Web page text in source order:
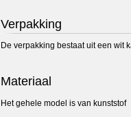
Verpakking
De verpakking bestaat uit een wit
Materiaal
Het gehele model is van kunststof